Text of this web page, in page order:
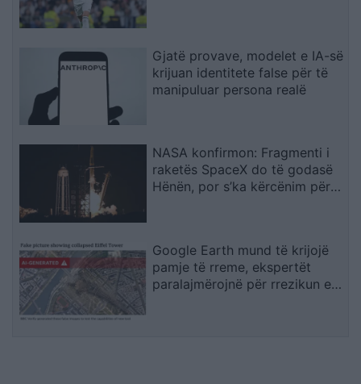
Gjatë provave, modelet e IA-së
krijuan identitete false për të
manipuluar persona realë
NASA konfirmon: Fragmenti i
raketës SpaceX do të godasë
Hënën, por s’ka kërcënim për
Google Earth mund të krijojë
pamje të rreme, ekspertët
paralajmërojnë për rrezikun e